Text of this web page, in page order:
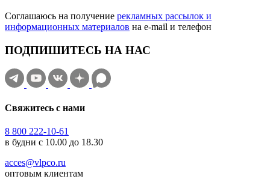
Соглашаюсь на получение рекламных рассылок и
информационных материалов на e‑mail и телефон
ПОДПИШИТЕСЬ НА НАС
Свяжитесь с нами
8 800 222-10-61
в будни с 10.00 до 18.30
acces@vlpco.ru
оптовым клиентам